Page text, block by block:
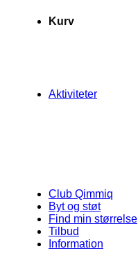
Kurv
Aktiviteter
Club Qimmiq
Byt og støt
Find min størrelse
Tilbud
Information